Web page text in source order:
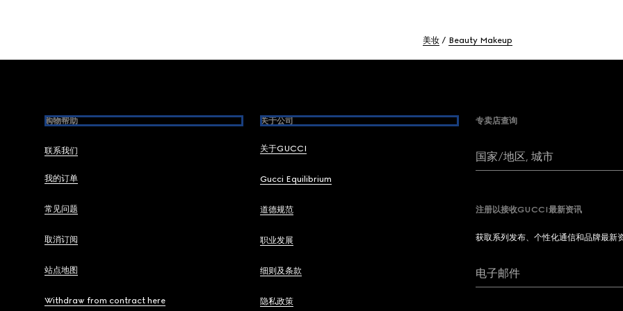
美妆 Beauty Makeup
购物帮助
联系我们
我的订单
常见问题
取消订阅
站点地图
Withdraw from contract here
关于公司
关于GUCCI
Gucci Equilibrium
道德规范
职业发展
细则及条款
隐私政策
专卖店查询
国家/地区, 城市
注册以接收GUCCI最新资讯
获取系列发布、个性化通信和品牌最新
电子邮件